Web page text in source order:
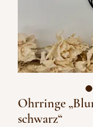
Ohrringe
schwarz“